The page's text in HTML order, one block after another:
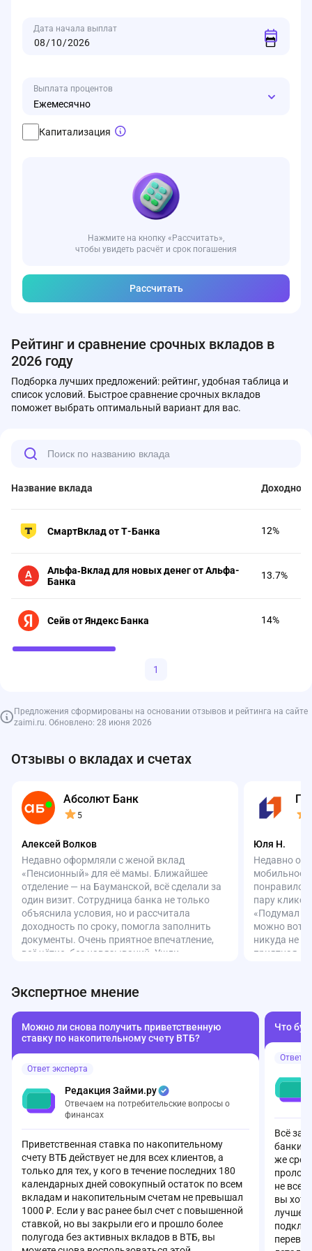
Дата начала выплат
Выплата процентов
Ежемесячно
Капитализация
Нажмите на кнопку «Рассчитать»,
чтобы увидеть расчёт и срок погашения
Рассчитать
Рейтинг и сравнение срочных вкладов в
2026 году
Подборка лучших предложений: рейтинг, удобная таблица и
список условий. Быстрое сравнение срочных вкладов
поможет выбрать оптимальный вариант для вас.
Название вклада
СмартВклад от Т-Банка 12%
Альфа‑Вклад для новых денег от Альфа-
Банка
13.7%
Сейв от Яндекс Банка 14%
1
Предложения сформированы на основании отзывов и рейтинга на сайте
zaimi.ru. Обновлено: 28 июня 2026
Отзывы о вкладах и счетах
Абсолют Банк
5
Алексей Волков
Недавно оформляли с женой вклад
«Пенсионный» для её мамы. Ближайшее
отделение — на Бауманской, всё сделали за
один визит. Сотрудница банка не только
объяснила условия, но и рассчитала
доходность по сроку, помогла заполнить
документы. Очень приятное впечатление,
всё чётко, без навязываний. Ушли
Юля Н.
Недавно
мобильное
пару
«Подумал –
можно вот
никуда не
приятная,
Экспертное мнение
Можно ли снова получить приветственную
ставку по накопительному счету ВТБ?
Ответ эксперта
Редакция Займи.ру
Отвечаем на потребительские вопросы о
финансах
Приветственная ставка по накопительному
счету ВТБ действует не для всех клиентов, а
только для тех, у кого в течение последних 180
календарных дней совокупный остаток по всем
вкладам и накопительным счетам не превышал
1000 ₽. Если у вас ранее был счет с повышенной
ставкой, но вы закрыли его и прошло более
полугода без активных вкладов в ВТБ, вы
Что
Ответ
Всё
банки
же срок
не
вы
лучше